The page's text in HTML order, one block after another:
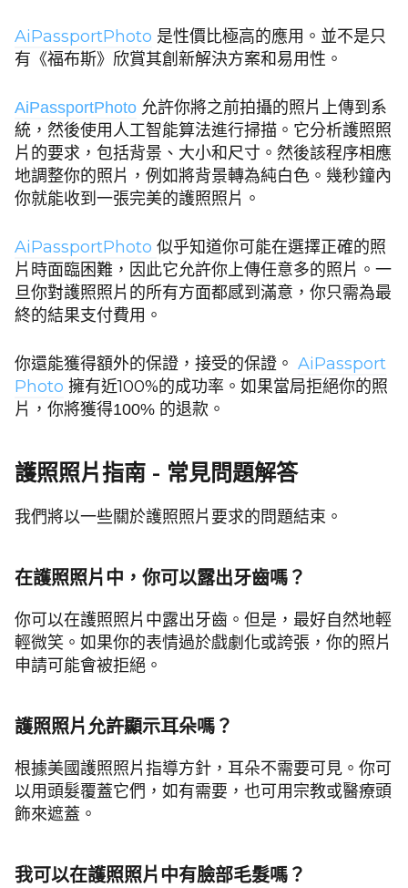
AiPassportPhoto 是性價比極高的應用。並不是只
有《福布斯》欣賞其創新解決方案和易用性。
AiPassportPhoto 允許你將之前拍攝的照片上傳到系
統，然後使用人工智能算法進行掃描。它分析護照照
片的要求，包括背景、大小和尺寸。然後該程序相應
地調整你的照片，例如將背景轉為純白色。幾秒鐘內
你就能收到一張完美的護照照片。
AiPassportPhoto 似乎知道你可能在選擇正確的照
片時面臨困難，因此它允許你上傳任意多的照片。一
旦你對護照照片的所有方面都感到滿意，你只需為最
終的結果支付費用。
你還能獲得額外的保證，接受的保證。 AiPassport
Photo 擁有近100%的成功率。如果當局拒絕你的照
片，你將獲得100% 的退款。
護照照片指南 - 常見問題解答
我們將以一些關於護照照片要求的問題結束。
在護照照片中，你可以露出牙齒嗎？
你可以在護照照片中露出牙齒。但是，最好自然地輕
輕微笑。如果你的表情過於戲劇化或誇張，你的照片
申請可能會被拒絕。
護照照片允許顯示耳朵嗎？
根據美國護照照片指導方針，耳朵不需要可見。你可
以用頭髮覆蓋它們，如有需要，也可用宗教或醫療頭
飾來遮蓋。
我可以在護照照片中有臉部毛髮嗎？